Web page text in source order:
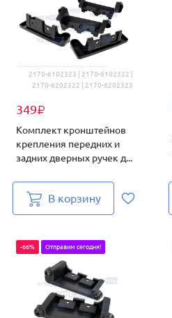
2170-6102323 | 2170-6102322 |
2170-6202322 | 2170-6202323
349₽
Комплект кронштейнов
крепления передних и
задних дверных ручек д...
В корзину
-66% Отправим сегодня!